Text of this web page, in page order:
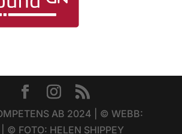
AB 2024 | © WEBB:
| © FOTO: HELEN SHIPPEY